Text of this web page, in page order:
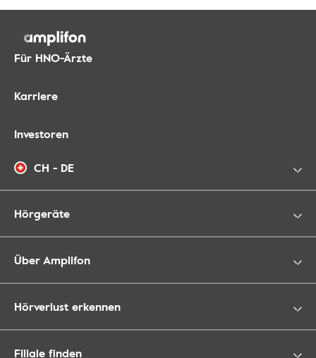
Für HNO-Ärzte
Karriere
Investoren
CH - DE
Hörgeräte
Über Amplifon
Hörverlust erkennen
Filiale finden